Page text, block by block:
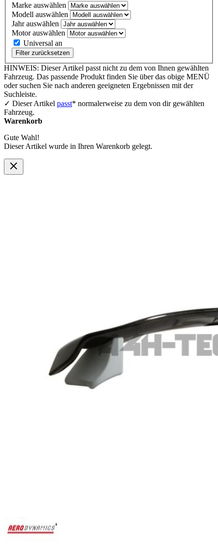
Marke auswählen
Modell auswählen
Jahr auswählen
Motor auswählen
Universal an
Filter zurücksetzen
HINWEIS: Dieser Artikel passt nicht zu dem von Ihnen gewählten
Fahrzeug. Das passende Produkt finden Sie über das obige MENÜ
oder suchen Sie nach anderen geeigneten Ergebnissen mit der
Suchleiste.
✓ Dieser Artikel passt* normalerweise zu dem von dir gewählten
Fahrzeug.
Warenkorb
Gute Wahl!
Dieser Artikel wurde in Ihren Warenkorb gelegt.